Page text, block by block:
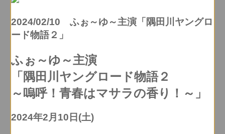
2024/02/10 ふぉ～ゆ～主演「隅田川ヤングロ
ード物語２」
ふぉ～ゆ～主演
「隅田川ヤングロード物語２
～嗚呼！青春はマサラの香り！～」
2024年2月10日(土)